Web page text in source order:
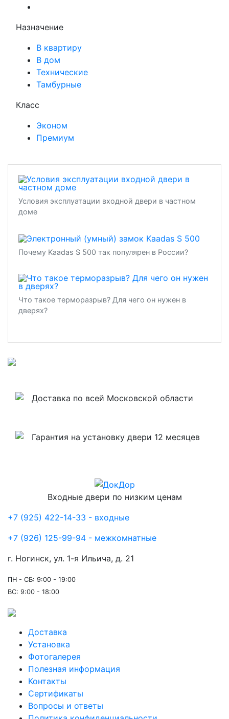
Назначение
В квартиру
В дом
Технические
Тамбурные
Класс
Эконом
Премиум
Условия эксплуатации входной двери в частном
доме
Почему Kaadas S 500 так популярен в России?
Что такое терморазрыв? Для чего он нужен в
дверях?
Доставка по всей Московской области
Гарантия на установку двери 12 месяцев
Входные двери по низким ценам
+7 (925) 422-14-33 - входные
+7 (926) 125-99-94 - межкомнатные
г. Ногинск, ул. 1-я Ильича, д. 21
ПН - СБ: 9:00 - 19:00
ВС: 9:00 - 18:00
Доставка
Установка
Фотогалерея
Полезная информация
Контакты
Сертификаты
Вопросы и ответы